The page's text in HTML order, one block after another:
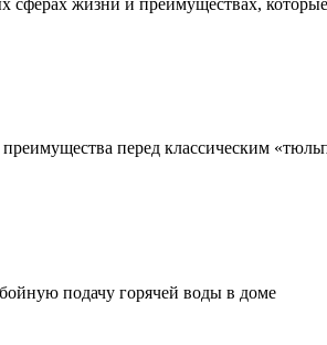
преимущества перед классическим
подачу горячей воды в доме